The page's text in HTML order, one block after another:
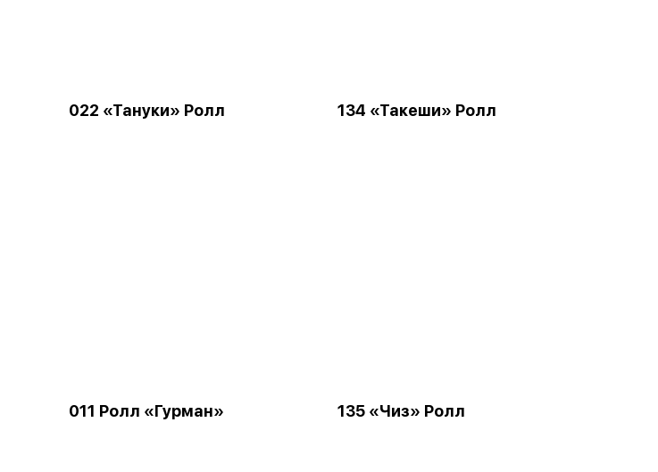
022 «Тануки» Ролл 134 «Такеши» Ролл
011 Ролл «Гурман» 135 «Чиз» Ролл